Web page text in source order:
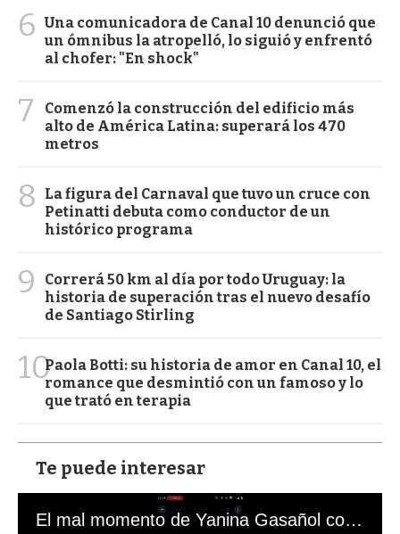
6 Una comunicadora de Canal 10 denunció que
un ómnibus la atropelló, lo siguió y enfrentó
al chofer: "En shock"
7
Comenzó la construcción del edificio más
alto de América Latina: superará los 470
metros
8
La figura del Carnaval que tuvo un cruce con
Petinatti debuta como conductor de un
histórico programa
9
Correrá 50 km al día por todo Uruguay: la
historia de superación tras el nuevo desafío
de Santiago Stirling
10Paola Botti: su historia de amor en Canal 10, el
romance que desmintió con un famoso y lo
que trató en terapia
Te puede interesar
El mal momento de Yanina Gasañol con un hincha argentino en "Subrayado"